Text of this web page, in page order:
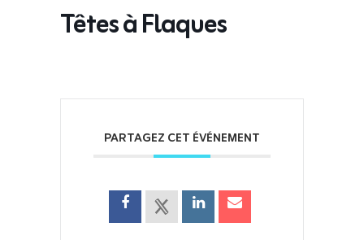
Têtes à Flaques
PARTAGEZ CET ÉVÉNEMENT